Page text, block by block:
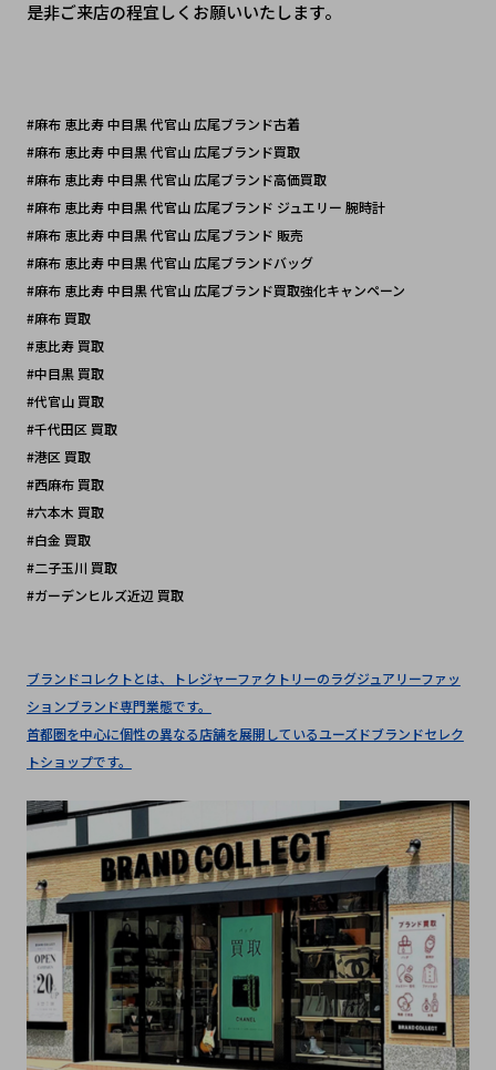
是非ご来店の程宜しくお願いいたします。
#麻布 恵比寿 中目黒 代官山 広尾ブランド古着
#麻布 恵比寿 中目黒 代官山 広尾ブランド買取
#麻布 恵比寿 中目黒 代官山 広尾ブランド高価買取
#麻布 恵比寿 中目黒 代官山 広尾ブランド ジュエリー 腕時計
#麻布 恵比寿 中目黒 代官山 広尾ブランド 販売
#麻布 恵比寿 中目黒 代官山 広尾ブランドバッグ
#麻布 恵比寿 中目黒 代官山 広尾ブランド買取強化キャンペーン
#麻布 買取
#恵比寿 買取
#中目黒 買取
#代官山 買取
#千代田区 買取
#港区 買取
#西麻布 買取
#六本木 買取
#白金 買取
#二子玉川 買取
#ガーデンヒルズ近辺 買取
ブランドコレクトとは、トレジャーファクトリーのラグジュアリーファッ
ションブランド専門業態です。
首都圏を中心に個性の異なる店舗を展開しているユーズドブランドセレク
トショップです。